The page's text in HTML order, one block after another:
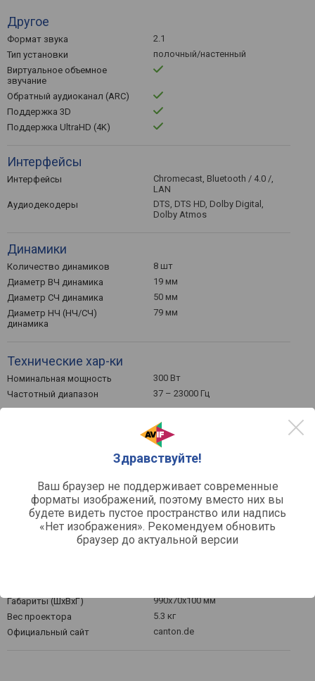
Здравствуйте!
Ваш браузер не поддерживает современные
форматы изображений, поэтому вместо них вы
будете видеть пустое пространство или надпись
«Нет изображения». Рекомендуем обновить
браузер до актуальной версии
Другое
Формат звука
2.1
Тип установки
полочный/настенный
Виртуальное объемное
звучание
Обратный аудиоканал (ARC)
Поддержка 3D
Поддержка UltraHD (4K)
Интерфейсы
Интерфейсы
Chromecast, Bluetooth / 4.0 /,
LAN
Аудиодекодеры
DTS, DTS HD, Dolby Digital,
Dolby Atmos
Динамики
Количество динамиков
8 шт
Диаметр ВЧ динамика
19 мм
Диаметр СЧ динамика
50 мм
Диаметр НЧ (НЧ/СЧ)
динамика
79 мм
Технические хар-ки
Номинальная мощность
300 Вт
Частотный диапазон
37 – 23000 Гц
RCA, оптический,
коаксиальный S/P-DIF
Выходы
на сабвуфер
HDMI-выход
1 шт
Габариты (ШхВхГ)
990x70x100 мм
Вес проектора
5.3 кг
Официальный сайт
canton.de